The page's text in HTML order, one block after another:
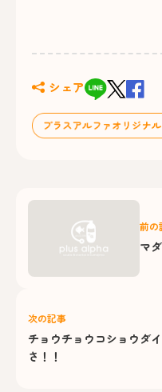
シェア
前の
マ
次の記事
チョウチョウコショウダ
さ！！